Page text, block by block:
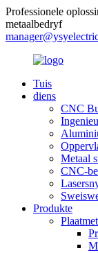
Professionele
metaalbedryf
Tuis
diens
CNC
Metaal
CNC-
Produkte